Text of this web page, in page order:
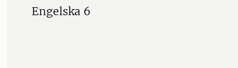
Engelska 6